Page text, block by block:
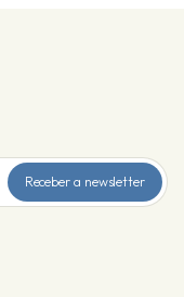
Receber a newsletter